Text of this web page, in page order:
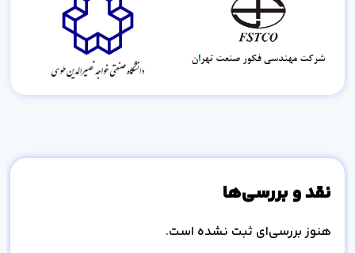
نقد و بررسی‌ها
هنوز بررسی‌ای ثبت نشده است.